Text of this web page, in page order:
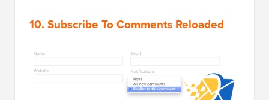
10. Subscribe To Comments Reloaded